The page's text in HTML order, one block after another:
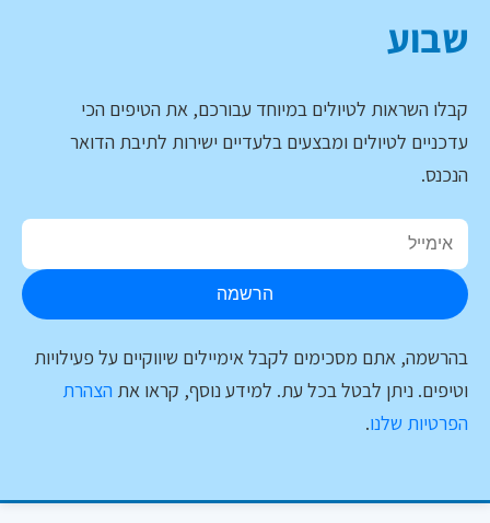
שבוע
קבלו השראות לטיולים במיוחד עבורכם, את הטיפים הכי
עדכניים לטיולים ומבצעים בלעדיים ישירות לתיבת הדואר
הנכנס.
הרשמה
בהרשמה, אתם מסכימים לקבל אימיילים שיווקיים על פעילויות
וטיפים. ניתן לבטל בכל עת. למידע נוסף, קראו את הצהרת
הפרטיות שלנו.